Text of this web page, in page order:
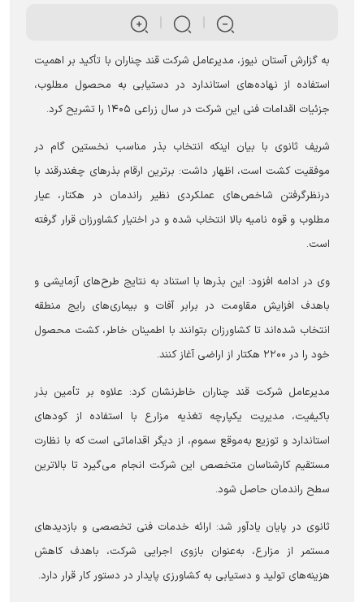
به گزارش آستان نیوز، مدیرعامل شرکت قند چناران با تأکید بر اهمیت
استفاده از نهاده‌های استاندارد در دستیابی به محصول مطلوب،
جزئیات اقدامات فنی این شرکت در سال زراعی ۱۴۰۵ را تشریح کرد.
شریف ثانوی با بیان اینکه انتخاب بذر مناسب نخستین گام در
موفقیت کشت است، اظهار داشت: برترین ارقام بذر‌های چغندرقند با
درنظرگرفتن شاخص‌های عملکردی نظیر راندمان در هکتار، عیار
مطلوب و قوه نامیه بالا انتخاب شده و در اختیار کشاورزان قرار گرفته
است.
وی در ادامه افزود: این بذر‌ها با استناد به نتایج طرح‌های آزمایشی و
باهدف افزایش مقاومت در برابر آفات و بیماری‌های رایج منطقه
انتخاب شده‌اند تا کشاورزان بتوانند با اطمینان خاطر، کشت محصول
خود را در ۲۲۰۰ هکتار از اراضی آغاز کنند.
مدیرعامل شرکت قند چناران خاطرنشان کرد: علاوه بر تأمین بذر
باکیفیت، مدیریت یکپارچه تغذیه مزارع با استفاده از کود‌های
استاندارد و توزیع به‌موقع سموم، از دیگر اقداماتی است که با نظارت
مستقیم کارشناسان متخصص این شرکت انجام می‌گیرد تا بالاترین
سطح راندمان حاصل شود.
ثانوی در پایان یادآور شد: ارائه خدمات فنی تخصصی و بازدید‌های
مستمر از مزارع، به‌عنوان بازوی اجرایی شرکت، باهدف کاهش
هزینه‌های تولید و دستیابی به کشاورزی پایدار در دستور کار قرار دارد.